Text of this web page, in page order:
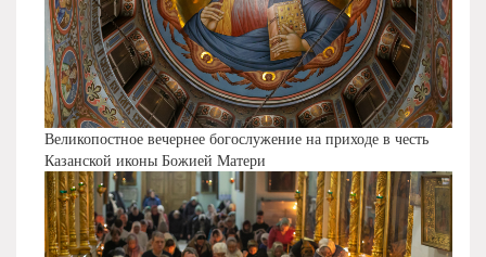
Великопостное вечернее богослужение на приходе в честь
Казанской иконы Божией Матери